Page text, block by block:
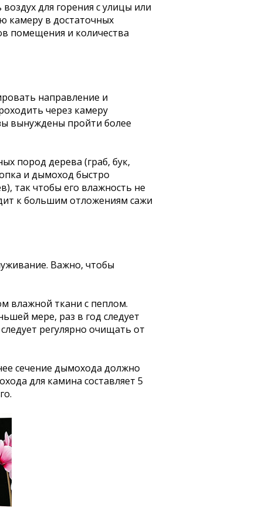
для горения с улицы или
камеру в достаточных
помещения и количества
направление и
через камеру
вынуждены пройти более
пород дерева (граб, бук,
и дымоход быстро
так чтобы его влажность не
к большим отложениям сажи
Важно, чтобы
влажной ткани с пеплом.
мере, раз в год следует
регулярно очищать от
сечение дымохода должно
для камина составляет 5